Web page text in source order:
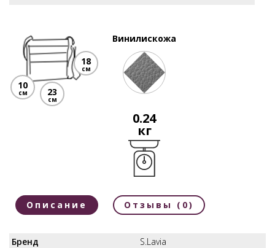
10
см
18
см
23
см
Винилискожа
0.24
кг
Описание Отзывы (0)
Бренд
S.Lavia